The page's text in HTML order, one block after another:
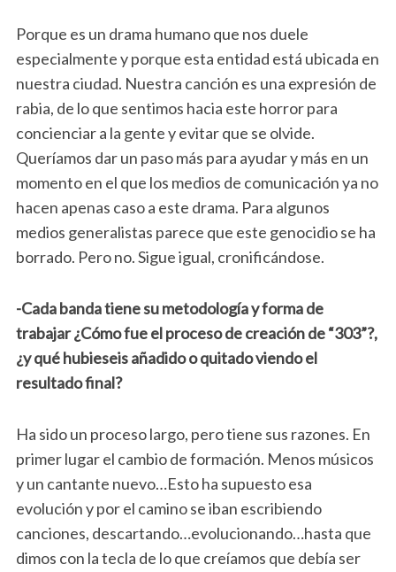
Porque es un drama humano que nos duele
especialmente y porque esta entidad está ubicada en
nuestra ciudad. Nuestra canción es una expresión de
rabia, de lo que sentimos hacia este horror para
concienciar a la gente y evitar que se olvide.
Queríamos dar un paso más para ayudar y más en un
momento en el que los medios de comunicación ya no
hacen apenas caso a este drama. Para algunos
medios generalistas parece que este genocidio se ha
borrado. Pero no. Sigue igual, cronificándose.
-Cada banda tiene su metodología y forma de
trabajar ¿Cómo fue el proceso de creación de “303”?,
¿y qué hubieseis añadido o quitado viendo el
resultado final?
Ha sido un proceso largo, pero tiene sus razones. En
primer lugar el cambio de formación. Menos músicos
y un cantante nuevo…Esto ha supuesto esa
evolución y por el camino se iban escribiendo
canciones, descartando…evolucionando…hasta que
dimos con la tecla de lo que creíamos que debía ser